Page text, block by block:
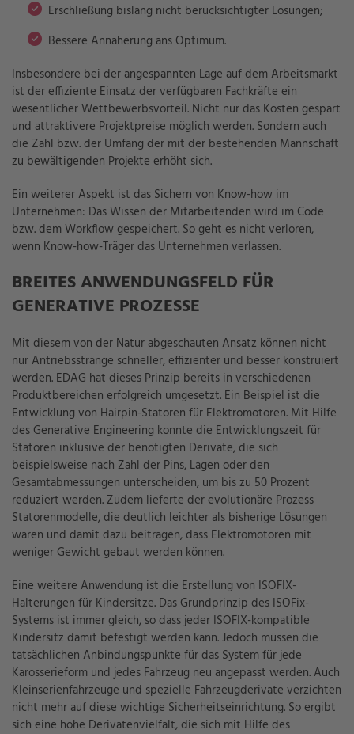
Erschließung bislang nicht berücksichtigter Lösungen;
Bessere Annäherung ans Optimum.
Insbesondere bei der angespannten Lage auf dem Arbeitsmarkt
ist der effiziente Einsatz der verfügbaren Fachkräfte ein
wesentlicher Wettbewerbsvorteil. Nicht nur das Kosten gespart
und attraktivere Projektpreise möglich werden. Sondern auch
die Zahl bzw. der Umfang der mit der bestehenden Mannschaft
zu bewältigenden Projekte erhöht sich.
Ein weiterer Aspekt ist das Sichern von Know-how im
Unternehmen: Das Wissen der Mitarbeitenden wird im Code
bzw. dem Workflow gespeichert. So geht es nicht verloren,
wenn Know-how-Träger das Unternehmen verlassen.
BREITES ANWENDUNGSFELD FÜR
GENERATIVE PROZESSE
Mit diesem von der Natur abgeschauten Ansatz können nicht
nur Antriebsstränge schneller, effizienter und besser konstruiert
werden. EDAG hat dieses Prinzip bereits in verschiedenen
Produktbereichen erfolgreich umgesetzt. Ein Beispiel ist die
Entwicklung von Hairpin-Statoren für Elektromotoren. Mit Hilfe
des Generative Engineering konnte die Entwicklungszeit für
Statoren inklusive der benötigten Derivate, die sich
beispielsweise nach Zahl der Pins, Lagen oder den
Gesamtabmessungen unterscheiden, um bis zu 50 Prozent
reduziert werden. Zudem lieferte der evolutionäre Prozess
Statorenmodelle, die deutlich leichter als bisherige Lösungen
waren und damit dazu beitragen, dass Elektromotoren mit
weniger Gewicht gebaut werden können.
Eine weitere Anwendung ist die Erstellung von ISOFIX-
Halterungen für Kindersitze. Das Grundprinzip des ISOFix-
Systems ist immer gleich, so dass jeder ISOFIX-kompatible
Kindersitz damit befestigt werden kann. Jedoch müssen die
tatsächlichen Anbindungspunkte für das System für jede
Karosserieform und jedes Fahrzeug neu angepasst werden. Auch
Kleinserienfahrzeuge und spezielle Fahrzeugderivate verzichten
nicht mehr auf diese wichtige Sicherheitseinrichtung. So ergibt
sich eine hohe Derivatenvielfalt, die sich mit Hilfe des